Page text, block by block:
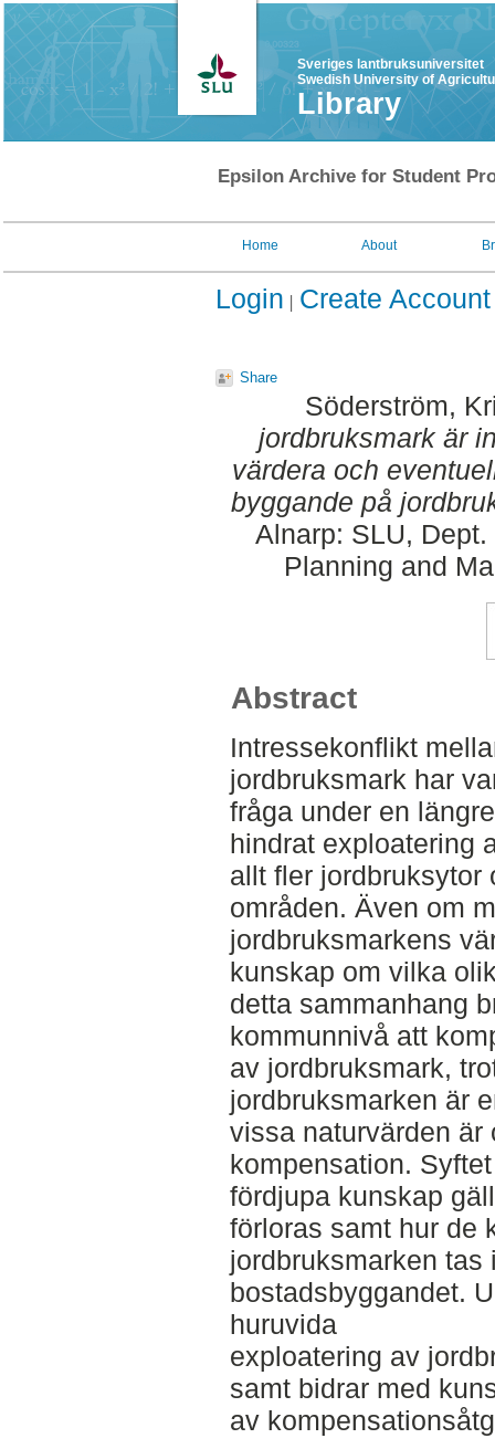
Sveriges lantbruksuniversitet
Swedish University of
Library
Epsilon Archive for Student
Home About
Login Create Account
Share
Söderström,
jordbruksmark är
värdera och
byggande på
Alnarp: SLU,
Planning and
Abstract
Intressekonflikt
jordbruksmark har
fråga under en
hindrat exploatering
allt fler jordbruksytor
områden. Även om
jordbruksmarkens
kunskap om vilka
detta sammanhang
kommunnivå att
av jordbruksmark,
jordbruksmarken är
vissa naturvärden är
kompensation.
fördjupa kunskap
förloras samt hur de
jordbruksmarken tas
bostadsbyggandet.
huruvida
exploatering av
samt bidrar med
av